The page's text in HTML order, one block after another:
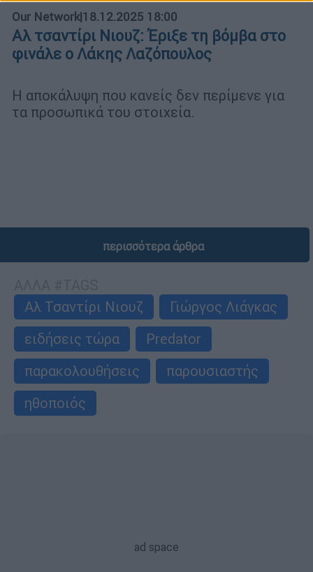
Our Network|18.12.2025 18:00
Αλ τσαντίρι Νιουζ: Έριξε τη βόμβα στο
φινάλε ο Λάκης Λαζόπουλος
Η αποκάλυψη που κανείς δεν περίμενε για
τα προσωπικά του στοιχεία.
περισσότερα άρθρα
Αλ Τσαντίρι Νιουζ
Γιώργος Λιάγκας
ειδήσεις τώρα
Predator
παρακολουθήσεις
παρουσιαστής
ηθοποιός